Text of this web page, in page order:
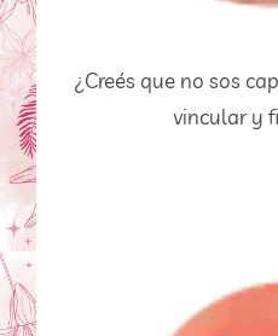
¿Creés que no sos
vincular y